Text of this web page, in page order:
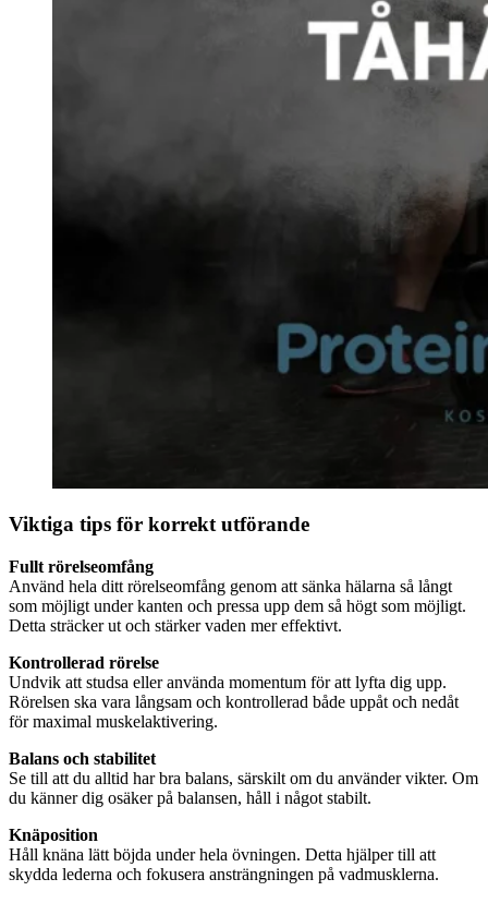
Viktiga tips för korrekt utförande
Fullt rörelseomfång
Använd hela ditt rörelseomfång genom att sänka hälarna så långt
som möjligt under kanten och pressa upp dem så högt som möjligt.
Detta sträcker ut och stärker vaden mer effektivt.
Kontrollerad rörelse
Undvik att studsa eller använda momentum för att lyfta dig upp.
Rörelsen ska vara långsam och kontrollerad både uppåt och nedåt
för maximal muskelaktivering.
Balans och stabilitet
Se till att du alltid har bra balans, särskilt om du använder vikter. Om
du känner dig osäker på balansen, håll i något stabilt.
Knäposition
Håll knäna lätt böjda under hela övningen. Detta hjälper till att
skydda lederna och fokusera ansträngningen på vadmusklerna.